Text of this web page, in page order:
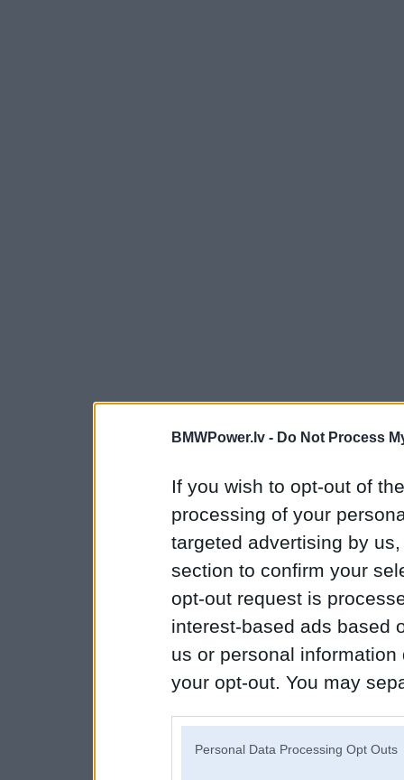
BMWPower.lv - Do Not Process
If you wish to opt-out of
processing of your
targeted advertising by
section to confirm your
opt-out request is
interest-based ads based
us or personal
your opt-out. You may
Personal Data Processing Opt Outs